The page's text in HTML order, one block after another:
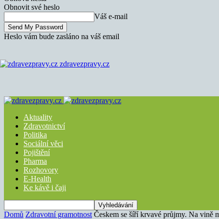
Obnovit své heslo
Váš e-mail
Heslo vám bude zasláno na váš email
zdravezpravy.cz
Aktuality
Zdravotnictví
Politika
Sociální věci
Pojištění
Pharma
Rozhovory
E-Health
Ke kávě i čaji
Domů Zdravotní gramotnost Českem se šíří krvavé průjmy. Na vině